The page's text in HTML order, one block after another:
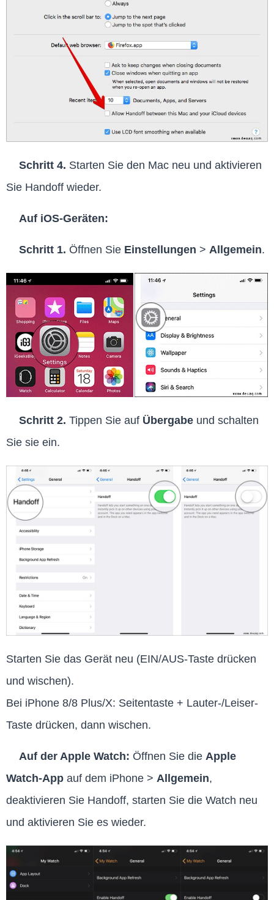
Schritt 4. Starten Sie den Mac neu und aktivieren
Sie Handoff wieder.
Auf iOS-Geräten:
Schritt 1. Öffnen Sie Einstellungen > Allgemein.
Schritt 2. Tippen Sie auf Übergabe und schalten
Sie sie ein.
Starten Sie das Gerät neu (EIN/AUS-Taste drücken
und wischen).
Bei iPhone 8/8 Plus/X: Seitentaste + Lauter-/Leiser-
Taste drücken, dann wischen.
Auf der Apple Watch: Öffnen Sie die Apple
Watch-App auf dem iPhone > Allgemein,
deaktivieren Sie Handoff, starten Sie die Watch neu
und aktivieren Sie es wieder.